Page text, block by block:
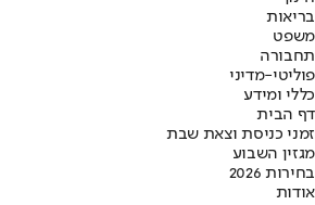
בריאות
משפט
תחבורה
פוליטי-מדיני
כללי ומידע
דף הבית
זמני כניסת וצאת שבת
מגזין השבוע
בחירות 2026
אודות